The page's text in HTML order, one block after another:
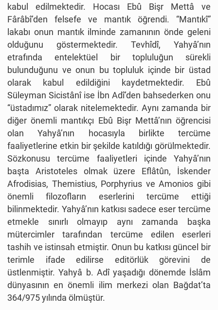
kabul edilmektedir. Hocası Ebû Bişr Mettâ ve
Fârâbî’den felsefe ve mantık öğrendi. “Mantıkî”
lakabı onun mantık ilminde zamanının önde geleni
olduğunu göstermektedir. Tevhîdî, Yahyâ’nın
etrafında entelektüel bir topluluğun sürekli
bulunduğunu ve onun bu topluluk içinde bir üstad
olarak kabul edildiğini kaydetmektedir. Ebû
Süleyman Sicistânî ise İbn Adî’den bahsederken onu
“üstadımız” olarak nitelemektedir. Aynı zamanda bir
diğer önemli mantıkçı Ebû Bişr Mettâ’nın öğrencisi
olan Yahyâ’nın hocasıyla birlikte tercüme
faaliyetlerine etkin bir şekilde katıldığı görülmektedir.
Sözkonusu tercüme faaliyetleri içinde Yahyâ’nın
başta Aristoteles olmak üzere Eflâtûn, İskender
Afrodisias, Themistius, Porphyrius ve Amonios gibi
önemli filozofların eserlerini tercüme ettiği
bilinmektedir. Yahyâ’nın katkısı sadece eser tercüme
etmekle sınırlı olmayıp aynı zamanda başka
mütercimler tarafından tercüme edilen eserleri
tashih ve istinsah etmiştir. Onun bu katkısı güncel bir
terimle ifade edilirse editörlük görevini de
üstlenmiştir. Yahyâ b. Adî yaşadığı dönemde İslâm
dünyasının en önemli ilim merkezi olan Bağdat’ta
364/975 yılında ölmüştür.